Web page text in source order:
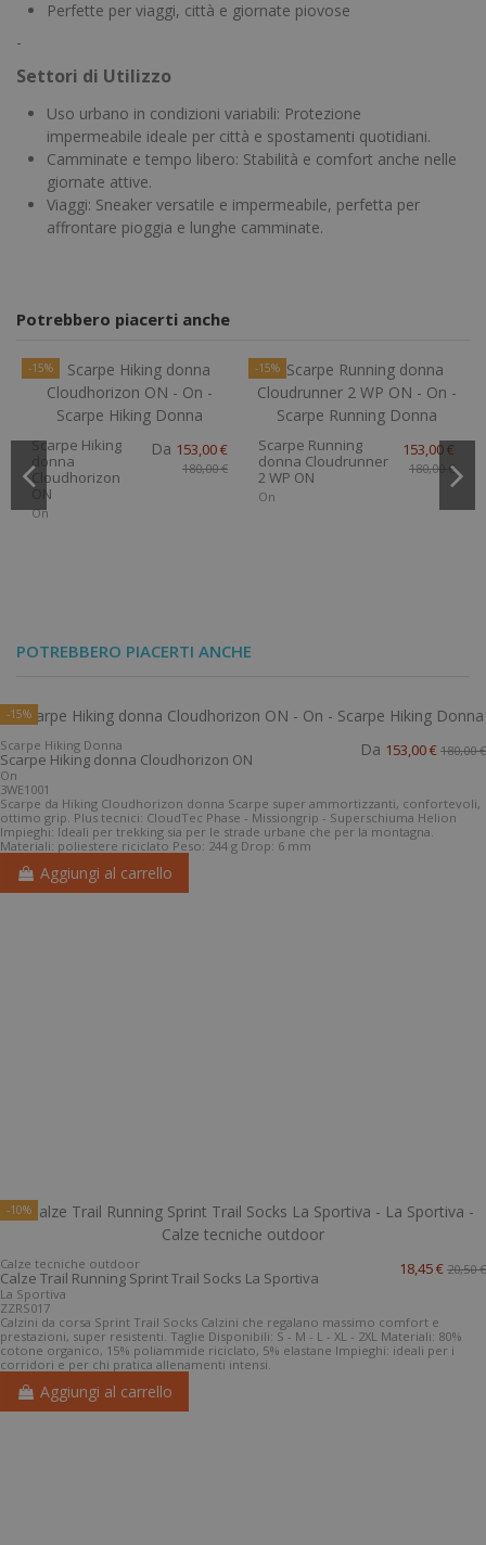
Perfette per viaggi, città e giornate piovose
-
Settori di Utilizzo
Uso urbano in condizioni variabili: Protezione
impermeabile ideale per città e spostamenti quotidiani.
Camminate e tempo libero: Stabilità e comfort anche nelle
giornate attive.
Viaggi: Sneaker versatile e impermeabile, perfetta per
affrontare pioggia e lunghe camminate.
Potrebbero piacerti anche
-15%
Scarpe Hiking
donna
Cloudhorizon
ON
On
Da 153,00 €
180,00 €
-15%
Scarpe Running
donna Cloudrunner
2 WP ON
On
153,00 €
180,00 €
Scarpe Lifestyle
On
Sprint Trail Socks La
Sportiva
20,50 €
socks La Sportiva
20,50 €
POTREBBERO PIACERTI ANCHE
-15%
Scarpe Hiking Donna
Scarpe Hiking donna Cloudhorizon ON
On
3WE1001
Da 153,00 € 180,00 €
Scarpe da Hiking Cloudhorizon donna Scarpe super ammortizzanti, confortevoli,
ottimo grip. Plus tecnici: CloudTec Phase - Missiongrip - Superschiuma Helion
Impieghi: Ideali per trekking sia per le strade urbane che per la montagna.
Materiali: poliestere riciclato Peso: 244 g Drop: 6 mm
Aggiungi al carrello
-10%
Calze tecniche outdoor
Calze Trail Running Sprint Trail Socks La Sportiva
La Sportiva
ZZRS017
18,45 € 20,50 €
Calzini da corsa Sprint Trail Socks Calzini che regalano massimo comfort e
prestazioni, super resistenti. Taglie Disponibili: S - M - L - XL - 2XL Materiali: 80%
cotone organico, 15% poliammide riciclato, 5% elastane Impieghi: ideali per i
corridori e per chi pratica allenamenti intensi.
Aggiungi al carrello